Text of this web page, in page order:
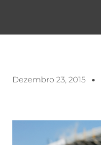
Dezembro 23, 2015